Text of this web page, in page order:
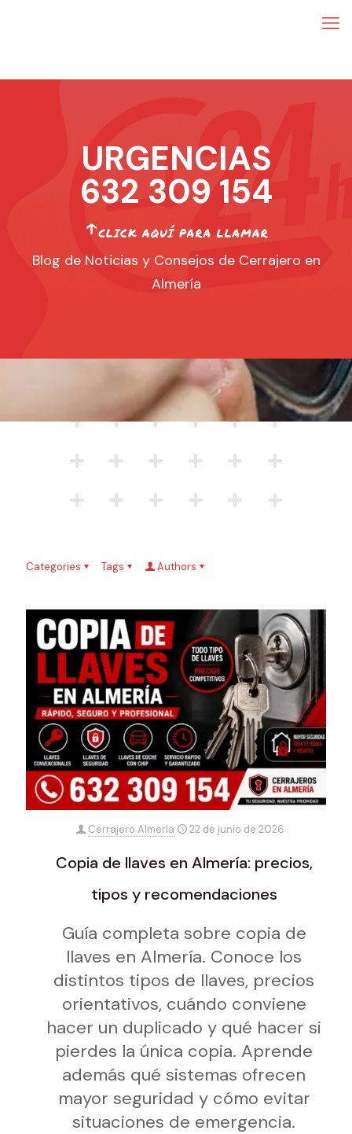
URGENCIAS
632 309 154
Blog de Noticias y Consejos de Cerrajero en
Almería
Categories Tags Authors
Cerrajero Almería 22 de junio de 2026
Copia de llaves en Almería: precios,
tipos y recomendaciones
Guía completa sobre copia de
llaves en Almería. Conoce los
distintos tipos de llaves, precios
orientativos, cuándo conviene
hacer un duplicado y qué hacer si
pierdes la única copia. Aprende
además qué sistemas ofrecen
mayor seguridad y cómo evitar
situaciones de emergencia.